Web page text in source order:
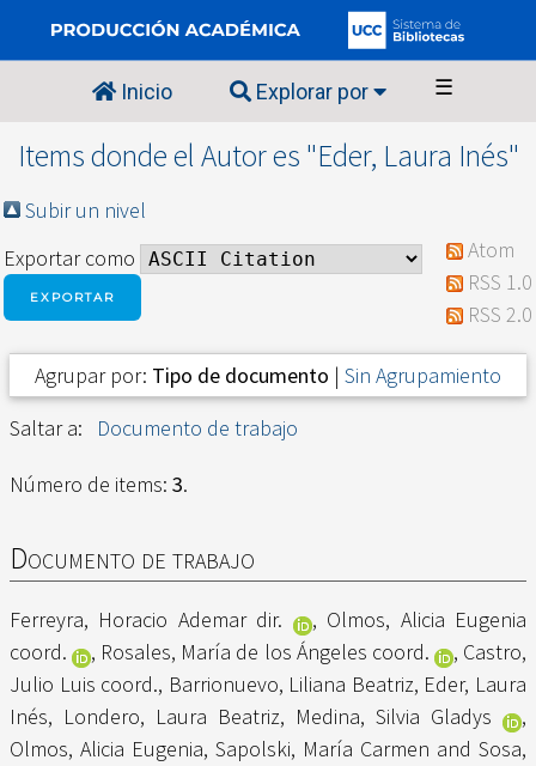
Inicio Explorar por ☰
Items donde el Autor es "Eder, Laura Inés"
Subir un nivel
Exportar como
Atom
RSS 1.0
RSS 2.0
Agrupar por: Tipo de documento | Sin Agrupamiento
Saltar a:
Documento de trabajo
Número de items: 3.
Documento de trabajo
Ferreyra, Horacio Ademar dir. , Olmos, Alicia Eugenia
coord.
, Rosales, María de los Ángeles coord. , Castro,
Julio Luis coord., Barrionuevo, Liliana Beatriz, Eder, Laura
Inés, Londero, Laura Beatriz, Medina, Silvia Gladys
,
Olmos, Alicia Eugenia, Sapolski, María Carmen and Sosa,